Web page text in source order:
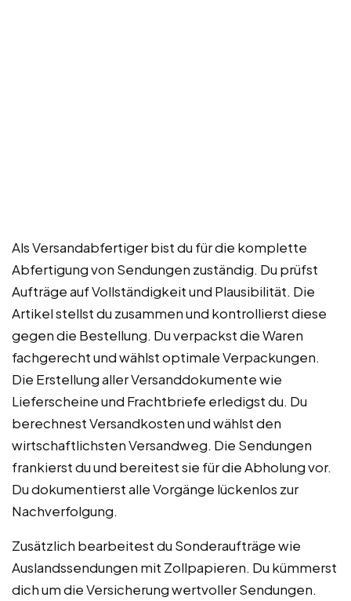
Als Versandabfertiger bist du für die komplette
Abfertigung von Sendungen zuständig. Du prüfst
Aufträge auf Vollständigkeit und Plausibilität. Die
Artikel stellst du zusammen und kontrollierst diese
gegen die Bestellung. Du verpackst die Waren
fachgerecht und wählst optimale Verpackungen.
Die Erstellung aller Versanddokumente wie
Lieferscheine und Frachtbriefe erledigst du. Du
berechnest Versandkosten und wählst den
wirtschaftlichsten Versandweg. Die Sendungen
frankierst du und bereitest sie für die Abholung vor.
Du dokumentierst alle Vorgänge lückenlos zur
Nachverfolgung.
Zusätzlich bearbeitest du Sonderaufträge wie
Auslandssendungen mit Zollpapieren. Du kümmerst
dich um die Versicherung wertvoller Sendungen.